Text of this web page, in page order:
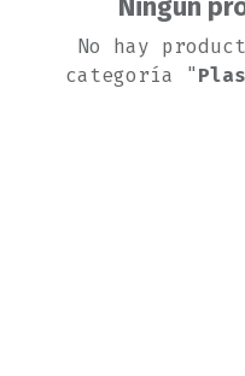
Ningún
No hay
categoría "